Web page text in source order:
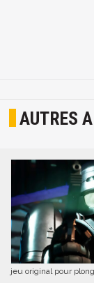
AUTRES
jeu original pour